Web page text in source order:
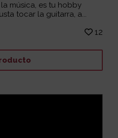
música, es tu hobby
tocar la guitarra, a...
12